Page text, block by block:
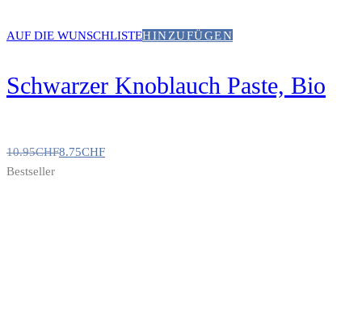
AUF DIE WUNSCHLISTEHINZUFÜGEN
Schwarzer Knoblauch Paste, Bio
10.95CHF8.75CHF
Bestseller